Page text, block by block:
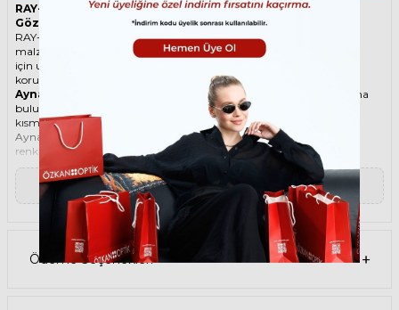
RAY-BAN Aviator 3025 167/68 58 Bakır Unisex Güneş
Gözlüğü
RAY-BAN ikonik Damla Metal güneş gözlüğü, tarzı ve kaliteli
malzemesi ile göz alıcı bir aksesuar. Hem erkekler hem de kadınlar
için uygun olan bu güneş gözlüğü, güneşin zararlı ışınlarından
korunmanızı sağlarken, stilinizi de yansıtır.
Aynalı güneş gözlüğü
, lenslerin dış kısmında yansıtıcı bir kaplama
bulunan güneş gözlüğüdür. Bu kaplama, güneş ışınlarının bir
kısmını geri yansıtarak gözleri korur ve parlama etkisini azaltır.
Aynalı güneş gözlükleri, hem erkekler hem de kadınlar için farklı
renk, şekil ve tasarımlarda üretilir. Aynalı güneş gözlükleri, spor,
klasik, retro veya modern bir görünüm sağlayabilir. Aynalı güneş
gözlükleri, aynı zamanda şık ve ilgi çekici bir aksesuar olarak da
kullanılabilir.
Ürün Faydaları
• RAY-BAN Aviator 3025 167/68 58 Bakır Unisex güneş gözlüğü,
yüksek kaliteli Metal çerçeveye ve Mineral lense sahiptir. Bu
malzemeler, güneş gözlüğünüzün uzun ömürlü, dayanıklı ve
konforlu olmasını sağlar.
▼ Devamını Oku
Ödeme Seçenekleri